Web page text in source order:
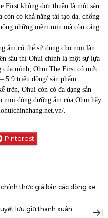
First không đơn thuần là một sản
còn có khả năng tái tạo da, chống
những mềm mịn mà còn căng
ẩm có thể sử dụng cho mọi làn
sâu thì Ohui chính là một sự lựa
của mình, Ohui The First có mức
5.9 triệu đồng/ sản phẩm.
trên, Ohui còn có đa dạng sản
mọi dòng dưỡng ẩm của Ohui hãy
.
Pinterest